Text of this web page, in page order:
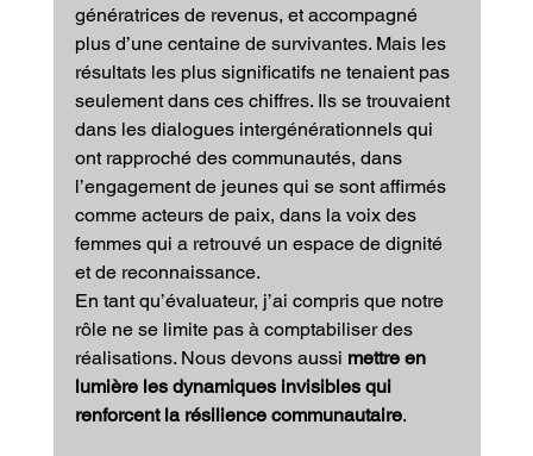
génératrices de revenus, et accompagné
plus d’une centaine de survivantes. Mais les
résultats les plus significatifs ne tenaient pas
seulement dans ces chiffres. Ils se trouvaient
dans les dialogues intergénérationnels qui
ont rapproché des communautés, dans
l’engagement de jeunes qui se sont affirmés
comme acteurs de paix, dans la voix des
femmes qui a retrouvé un espace de dignité
et de reconnaissance.
En tant qu’évaluateur, j’ai compris que notre
rôle ne se limite pas à comptabiliser des
réalisations. Nous devons aussi mettre en
lumière les dynamiques invisibles qui
renforcent la résilience communautaire.